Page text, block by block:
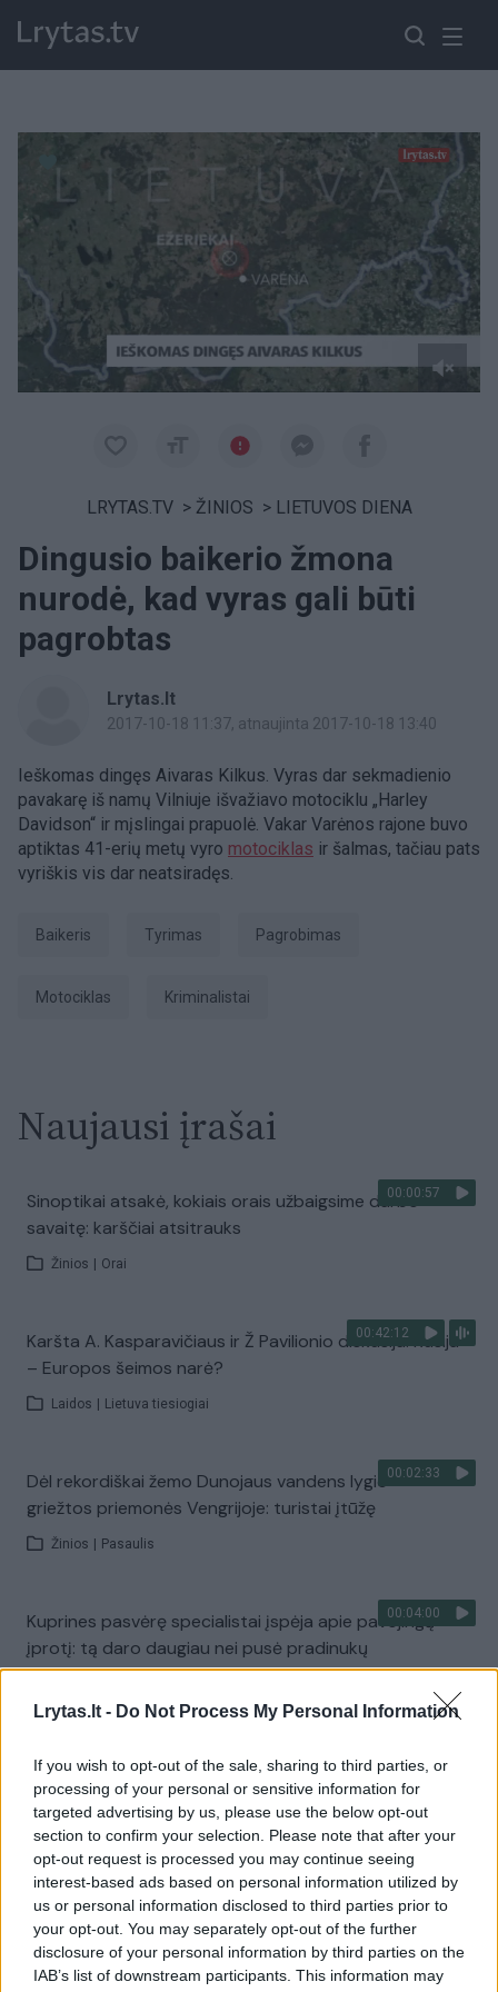
Lrytas.lt - Do Not Process My Personal Information
If you wish to opt-out of the sale, sharing to third parties, or
processing of your personal or sensitive information for
targeted advertising by us, please use the below opt-out
section to confirm your selection. Please note that after your
opt-out request is processed you may continue seeing
interest-based ads based on personal information utilized by
us or personal information disclosed to third parties prior to
your opt-out. You may separately opt-out of the further
disclosure of your personal information by third parties on the
IAB’s list of downstream participants. This information may
LRYTAS.TV > ŽINIOS > LIETUVOS DIENA
Dingusio baikerio žmona
nurodė, kad vyras gali būti
pagrobtas
Lrytas.lt
2017-10-18 11:37, atnaujinta 2017-10-18 13:40
Ieškomas dingęs Aivaras Kilkus. Vyras dar sekmadienio
pavakarę iš namų Vilniuje išvažiavo motociklu „Harley
Davidson“ ir mįslingai prapuolė. Vakar Varėnos rajone buvo
aptiktas 41-erių metų vyro motociklas ir šalmas, tačiau pats
vyriškis vis dar neatsiradęs.
baikeris tyrimas Pagrobimas
motociklas kriminalistai
Naujausi įrašai
00:00:57
Sinoptikai atsakė, kokiais orais užbaigsime darbo
savaitę: karščiai atsitrauks
Žinios Orai
00:42:12
Karšta A. Kasparavičiaus ir Ž Pavilionio diskusija: Rusija
– Europos šeimos narė?
Laidos Lietuva tiesiogiai
00:02:33
Dėl rekordiškai žemo Dunojaus vandens lygio –
griežtos priemonės Vengrijoje: turistai įtūžę
Žinios Pasaulis
00:04:00
Kuprines pasvėrę specialistai įspėja apie pavojingą
įprotį: tą daro daugiau nei pusė pradinukų
Visi įrašai
Žiūrimiausi įrašai
00:00:30
Vaizdai iš tragiškos avarijos Vilniaus r.: dviejų moterų ir
vaiko gyvybių išgelbėti nepavyko